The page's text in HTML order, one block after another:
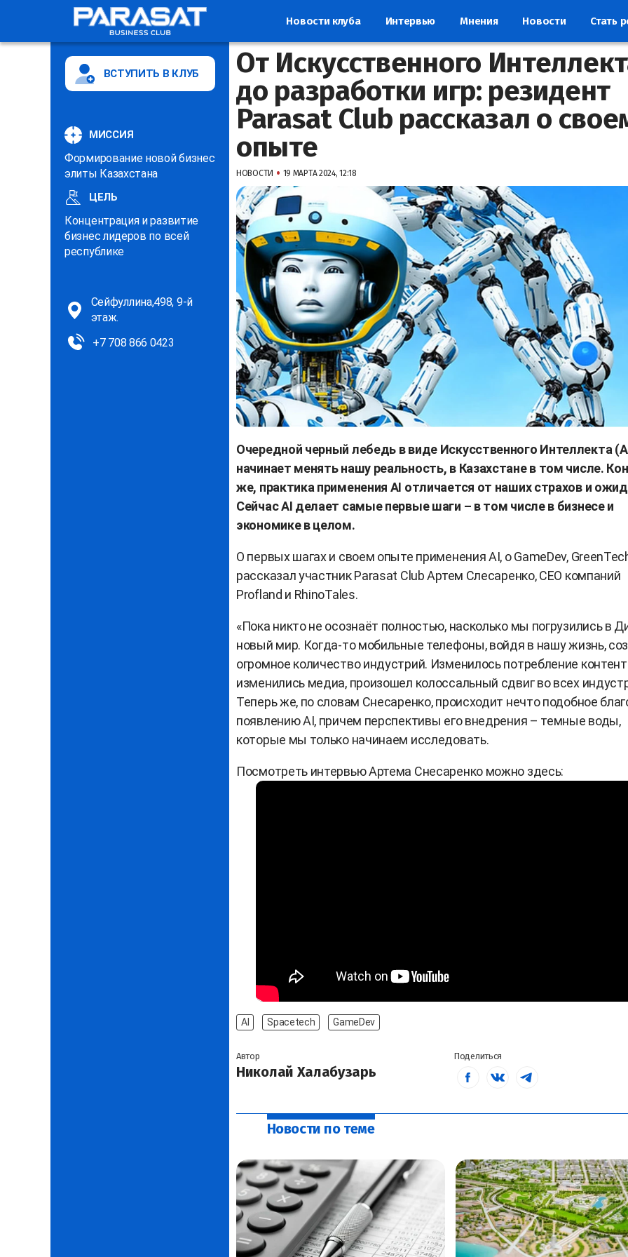
Новости клуба Интервью Мнения Новости Стать
ВСТУПИТЬ В КЛУБ
МИССИЯ
Формирование новой бизнес
элиты Казахстана
ЦЕЛЬ
Концентрация и развитие
бизнес лидеров по всей
республике
Сейфуллина,498, 9-й
этаж.
+7 708 866 0423
От Искусственного
до разработки игр: резидент
Parasat Club рассказал о
опыте
НОВОСТИ • 19 МАРТА 2024, 12:18
Очередной черный лебедь в виде Искусственного Интеллекта
начинает менять нашу реальность, в Казахстане в том числе.
же, практика применения AI отличается от наших страхов и
Сейчас AI делает самые первые шаги – в том числе в бизнесе и
экономике в целом.
О первых шагах и своем опыте применения AI, о GameDev,
рассказал участник Parasat Сlub Артем Слесаренко, CEO компаний
Profland и RhinoTales.
«Пока никто не осознаёт полностью, насколько мы погрузились в
новый мир. Когда-то мобильные телефоны, войдя в нашу жизнь,
огромное количество индустрий. Изменилось потребление
изменились медиа, произошел колоссальный сдвиг во всех
Теперь же, по словам Снесаренко, происходит нечто подобное
появлению AI, причем перспективы его внедрения – темные воды,
которые мы только начинаем исследовать.
Посмотреть интервью Артема Снесаренко можно здесь:
AI Spacetech GameDev
Автор
Николай Халабузарь
Поделиться
Новости по теме